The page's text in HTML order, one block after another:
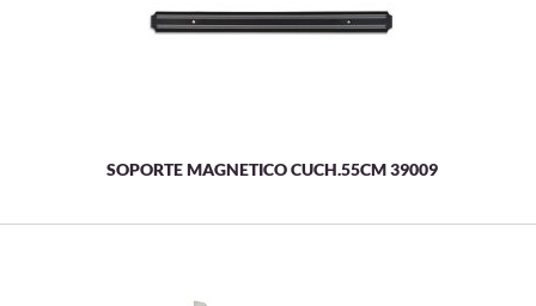
SOPORTE MAGNETICO CUCH.55CM 39009